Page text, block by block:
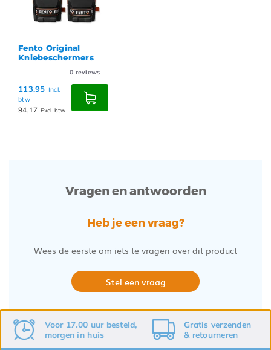
Fento Original
Kniebeschermers
0 reviews
113,95 Incl.
btw
94,17 Excl. btw
Vragen en antwoorden
Heb je een vraag?
Wees de eerste om iets te vragen over dit product
Stel een vraag
Voor 17.00 uur besteld,
morgen in huis
Gratisverzenden
&retourneren